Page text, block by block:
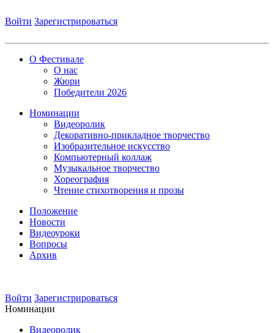
Войти Зарегистрироваться
О Фестивале
О нас
Жюри
Победители 2026
Номинации
Видеоролик
Декоративно-прикладное творчество
Изобразительное искусство
Компьютерный коллаж
Музыкальное творчество
Хореография
Чтение стихотворения и прозы
Положение
Новости
Видеоуроки
Вопросы
Архив
Войти Зарегистрироваться
Номинации
Видеоролик